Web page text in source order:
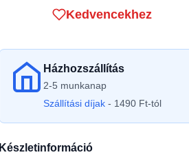
Kedvencekhez
Házhozszállítás
2-5 munkanap
Szállítási díjak - 1490 Ft-tól
Készletinformáció